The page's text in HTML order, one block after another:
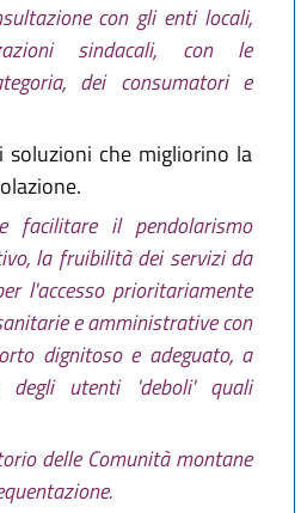
con gli enti locali,
sindacali, con le
dei consumatori e
soluzioni che migliorino la
facilitare il pendolarismo
la fruibilità dei servizi da
l'accesso prioritariamente
e amministrative con
dignitoso e adeguato, a
degli utenti 'deboli' quali
delle Comunità montane